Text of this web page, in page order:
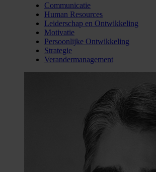
Communicatie
Human Resources
Leiderschap en Ontwikkeling
Motivatie
Persoonlijke Ontwikkeling
Strategie
Verandermanagement